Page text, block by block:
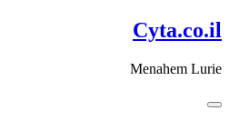
דלג
לתוכן
Cyta.co.il
Menahem Lurie